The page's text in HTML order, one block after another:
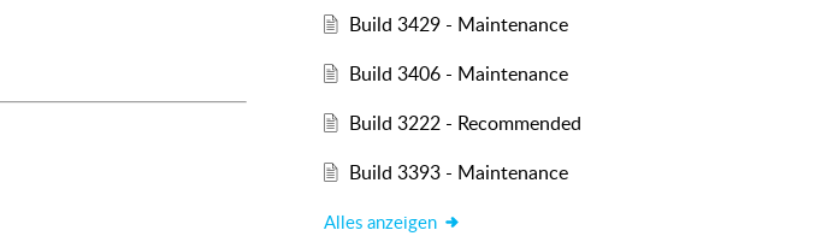
Build 3429 - Maintenance
Build 3406 - Maintenance
Build 3222 - Recommended
Build 3393 - Maintenance
Alles anzeigen